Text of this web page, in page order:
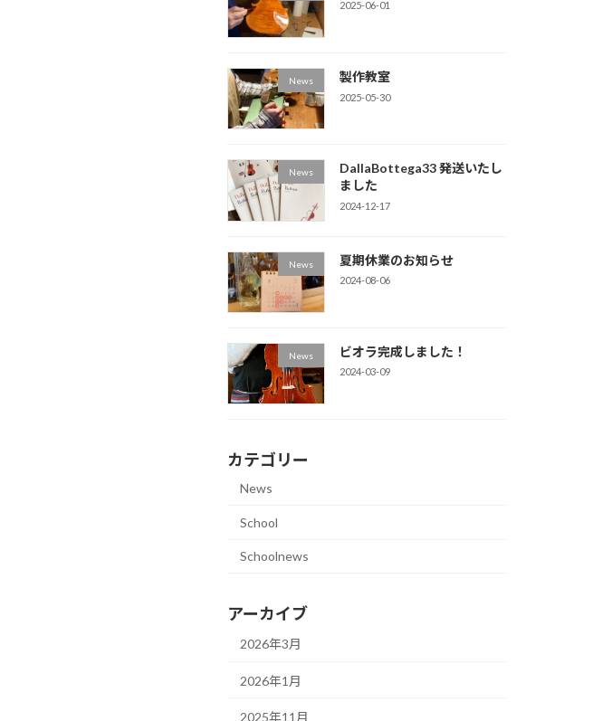
2025-06-01
News 製作教室
2025-05-30
News
DallaBottega33 発送いたし
ました
2024-12-17
News 夏期休業のお知らせ
2024-08-06
News ビオラ完成しました！
2024-03-09
カテゴリー
News
School
Schoolnews
アーカイブ
2026年3月
2026年1月
2025年11月